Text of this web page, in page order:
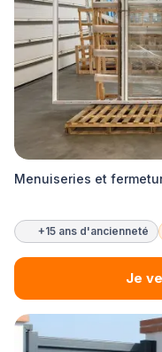
Menuiseries et
+15 ans d'ancienneté
Je